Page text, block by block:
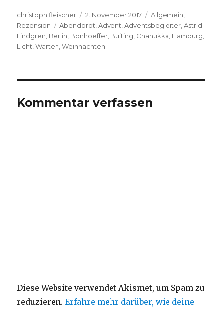
Autor
christoph.fleischer
Veröffentlicht
am
2. November 2017 Kategorien
Allgemein
Rezension
Schlagwörter
Abendbrot ,Advent ,Adventsbegleiter ,Astrid
Lindgren Berlin Bonhoeffer Buiting Chanukka Hamburg
Licht ,Warten ,Weihnachten
Kommentar verfassen
Diese Website verwendet Akismet, um Spam zu
reduzieren.Erfahre mehr darüber, wie deine